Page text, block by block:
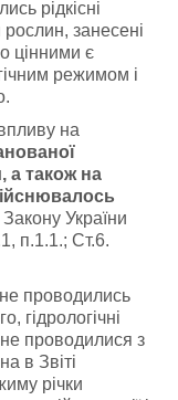
рідкісні
занесені
цінними є
режимом і
на
а також на
України
п.1.1.; Ст.6.
не проводились
гідрологічні
проводилися з
в Звіті
річки